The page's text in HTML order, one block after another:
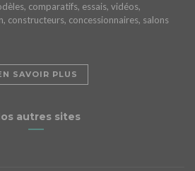
comparatifs, essais, vidéos,
constructeurs, concessionnaires, salons
SAVOIR PLUS
autres sites